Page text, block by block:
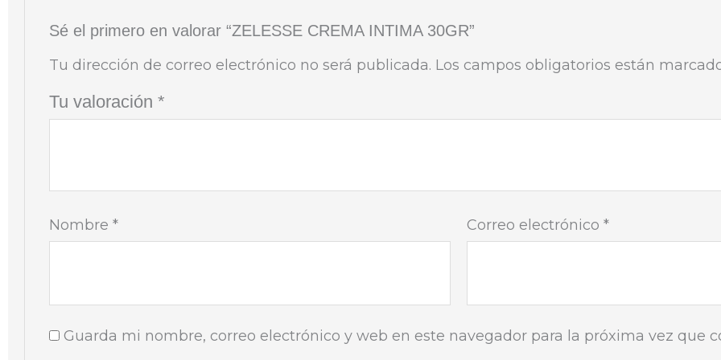
Sé el primero en valorar “ZELESSE CREMA INTIMA 30GR”
Tu dirección de correo electrónico no será publicada. Los campos obligatorios están
Tu valoración*
Nombre* Correo electrónico*
Guarda mi nombre, correo electrónico y web en este navegador para la próxima vez que